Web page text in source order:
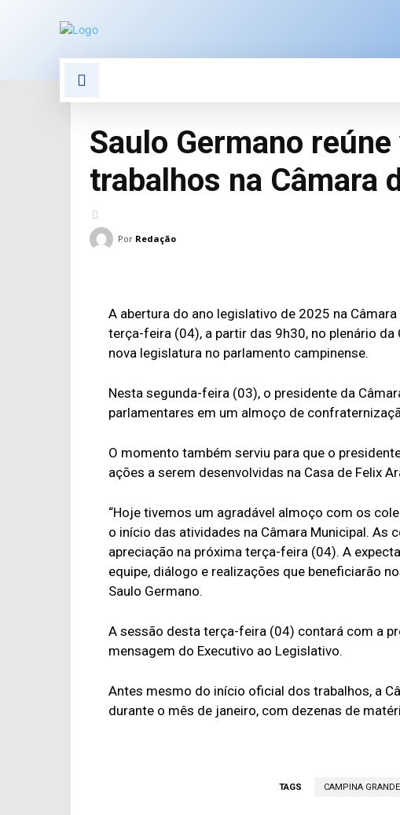
Saulo Germano
trabalhos na Câmara
Por Redação
A abertura do ano legislativo de 2025 na
terça-feira (04), a partir das 9h30, no plenário
nova legislatura no parlamento campinense.
Nesta segunda-feira (03), o presidente da
parlamentares em um almoço de
O momento também serviu para que o
ações a serem desenvolvidas na Casa de Felix
“Hoje tivemos um agradável almoço com os
o início das atividades na Câmara Municipal.
apreciação na próxima terça-feira (04). A
equipe, diálogo e realizações que beneficiarão
Saulo Germano.
A sessão desta terça-feira (04) contará com a
mensagem do Executivo ao Legislativo.
Antes mesmo do início oficial dos trabalhos, a
durante o mês de janeiro, com dezenas de
TAGS CAMPINA GRANDE